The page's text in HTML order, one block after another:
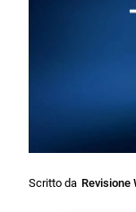
Scritto da Revisione